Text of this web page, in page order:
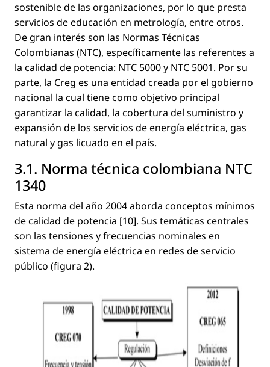
sostenible de las organizaciones, por lo que presta
servicios de educación en metrología, entre otros.
De gran interés son las Normas Técnicas
Colombianas (NTC), especíﬁcamente las referentes a
la calidad de potencia: NTC 5000 y NTC 5001. Por su
parte, la Creg es una entidad creada por el gobierno
nacional la cual tiene como objetivo principal
garantizar la calidad, la cobertura del suministro y
expansión de los servicios de energía eléctrica, gas
natural y gas licuado en el país.
3.1. Norma técnica colombiana NTC
1340
Esta norma del año 2004 aborda conceptos mínimos
de calidad de potencia [10]. Sus temáticas centrales
son las tensiones y frecuencias nominales en
sistema de energía eléctrica en redes de servicio
público (ﬁgura 2).